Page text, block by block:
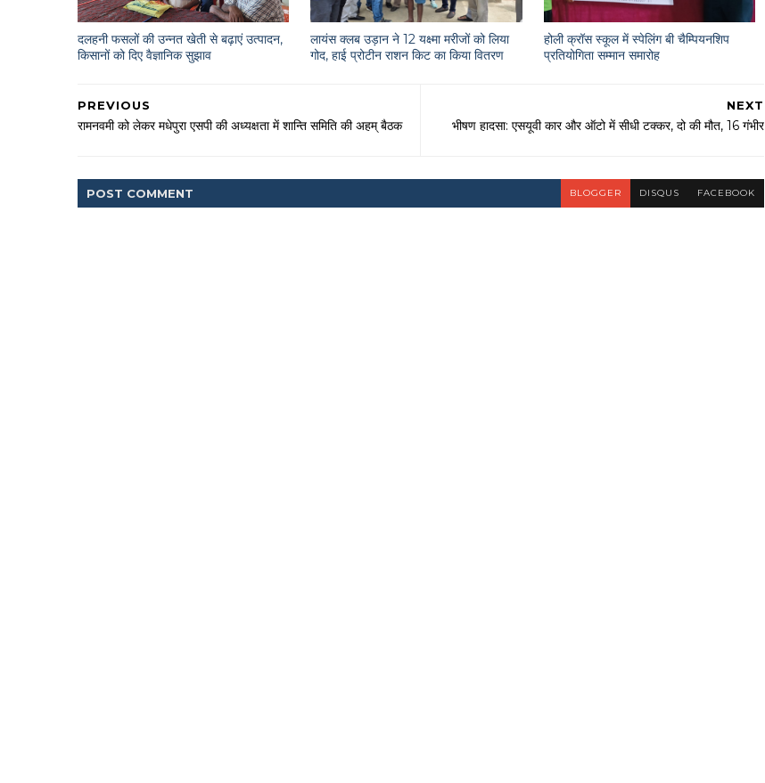
दलहनी फसलों की उन्नत खेती से बढ़ाएं उत्पादन,
किसानों को दिए वैज्ञानिक सुझाव
लायंस क्लब उड़ान ने 12 यक्ष्मा मरीजों को लिया
गोद, हाई प्रोटीन राशन किट का किया वितरण
होली क्रॉस स्कूल में स्पेलिंग बी चैम्पियनशिप
प्रतियोगिता सम्मान समारोह
NEXT
भीषण हादसा: एसयूवी कार और ऑटो में सीधी टक्कर, दो की मौत, 16 गंभीर
PREVIOUS
रामनवमी को लेकर मधेपुरा एसपी की अध्यक्षता में शान्ति समिति की अहम् बैठक
POST COMMENT BLOGGER DISQUS FACEBOOK